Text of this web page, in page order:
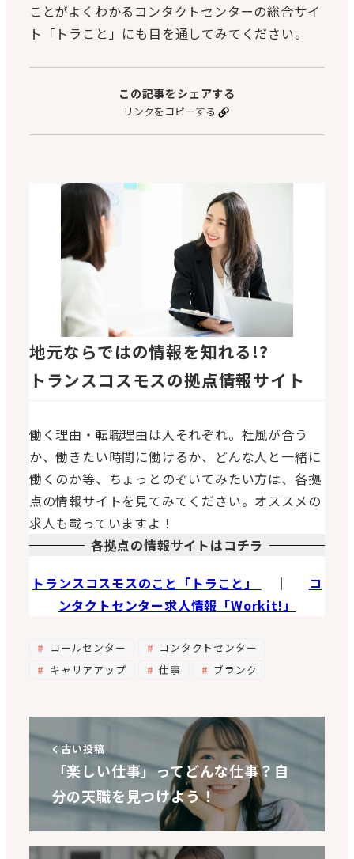
ことがよくわかるコンタクトセンターの総合サイ
ト「トラこと」にも目を通してみてください。
この記事をシェアする
リンクをコピーする
地元ならではの情報を知れる!?
トランスコスモスの拠点情報サイト
働く理由・転職理由は人それぞれ。社風が合う
か、働きたい時間に働けるか、どんな人と一緒に
働くのか等、ちょっとのぞいてみたい方は、各拠
点の情報サイトを見てみてください。オススメの
求人も載っていますよ！
各拠点の情報サイトはコチラ
トランスコスモスのこと「トラこと」
｜ コ
ンタクトセンター求人情報「Workit!」
コールセンター
コンタクトセンター
キャリアアップ
仕事 ブランク
古い投稿
「楽しい仕事」ってどんな仕事？自
分の天職を見つけよう！